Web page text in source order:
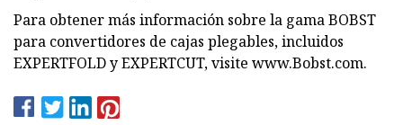
Para obtener más información sobre la gama BOBST
para convertidores de cajas plegables, incluidos
EXPERTFOLD y EXPERTCUT, visite www.Bobst.com.